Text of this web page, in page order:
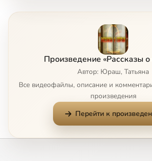
Адриан и Наталия, мученики
Адриан Пошехонский,
Александр Пересвет, инок-
Икона Божией Матери
Произведение «Рассказы о
Автор: Юраш, Татьяна
Все видеофайлы, описание и
произведения
Перейти к